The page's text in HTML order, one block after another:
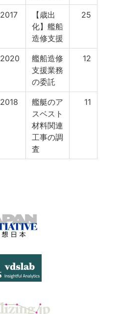
2017
【歳出
化】艦船
造修支援
25
2020
艦船造修
支援業務
の委託
12
2018
艦艇のア
スベスト
材料関連
工事の調
査
11